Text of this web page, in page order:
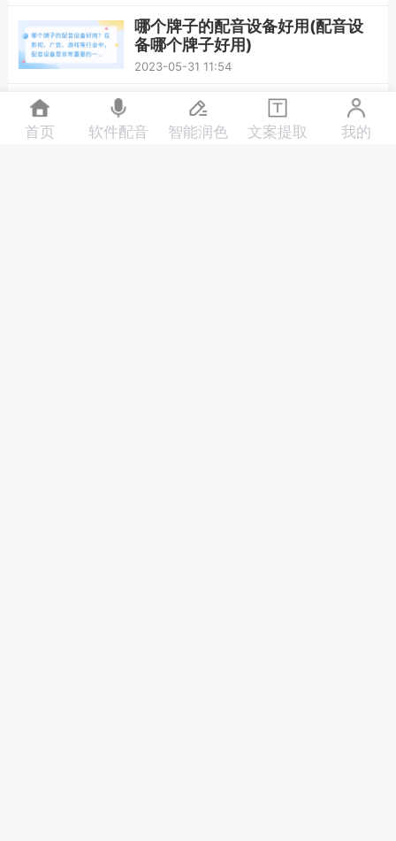
哪个牌子的配音设备好用(配音设
备哪个牌子好用)
2023-05-31 11:54
短视频应该如何配音(短视频怎样
配音)
首页 软件配音 智能润色 文案提取 我的